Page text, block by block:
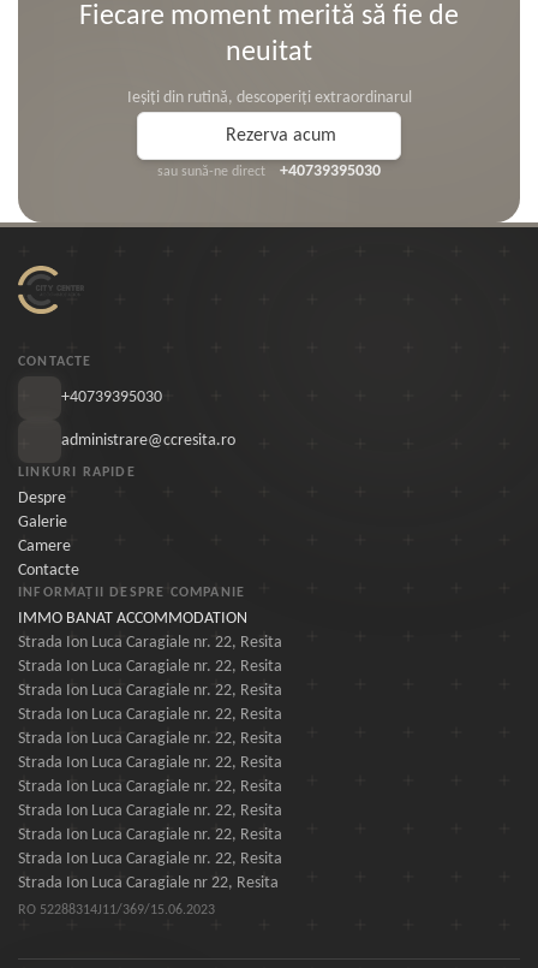
Fiecare moment merită să fie de
neuitat
Ieșiți din rutină, descoperiți extraordinarul
Rezerva acum
sau sună-ne direct +40739395030
CONTACTE
+40739395030
administrare@ccresita.ro
LINKURI RAPIDE
Despre
Galerie
Camere
Contacte
INFORMAȚII DESPRE COMPANIE
IMMO BANAT ACCOMMODATION
Strada Ion Luca Caragiale nr. 22, Resita
Strada Ion Luca Caragiale nr. 22, Resita
Strada Ion Luca Caragiale nr. 22, Resita
Strada Ion Luca Caragiale nr. 22, Resita
Strada Ion Luca Caragiale nr. 22, Resita
Strada Ion Luca Caragiale nr. 22, Resita
Strada Ion Luca Caragiale nr. 22, Resita
Strada Ion Luca Caragiale nr. 22, Resita
Strada Ion Luca Caragiale nr. 22, Resita
Strada Ion Luca Caragiale nr. 22, Resita
Strada Ion Luca Caragiale nr 22, Resita
RO 52288314J11/369/15.06.2023